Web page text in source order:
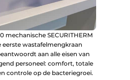
mechanische SECURITHERM
eerste wastafelmengkraan
aan alle eisen van
personeel: comfort, totale
controle op de bacteriegroei.